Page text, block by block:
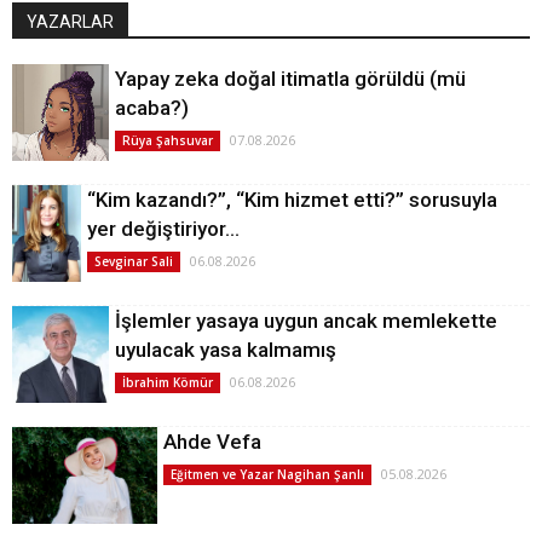
YAZARLAR
Yapay zeka doğal itimatla görüldü (mü
acaba?)
Rüya Şahsuvar 07.08.2026
“Kim kazandı?”, “Kim hizmet etti?” sorusuyla
yer değiştiriyor…
Sevginar Sali 06.08.2026
İşlemler yasaya uygun ancak memlekette
uyulacak yasa kalmamış
İbrahim Kömür 06.08.2026
Ahde Vefa
Eğitmen ve Yazar Nagihan Şanlı 05.08.2026